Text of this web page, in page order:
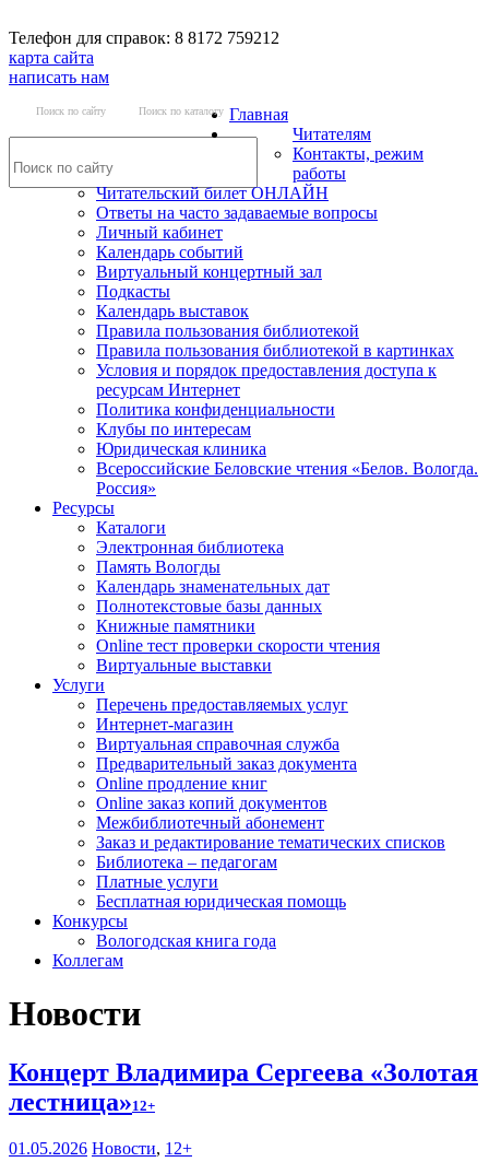
Телефон для справок: 8 8172 759212
карта сайта
написать нам
Поиск по сайту Поиск по каталогу Главная
Читателям
Контакты, режим
работы
Читательский билет ОНЛАЙН
Ответы на часто задаваемые вопросы
Личный кабинет
Календарь событий
Виртуальный концертный зал
Подкасты
Календарь выставок
Правила пользования библиотекой
Правила пользования библиотекой в картинках
Условия и порядок предоставления доступа к
ресурсам Интернет
Политика конфиденциальности
Клубы по интересам
Юридическая клиника
Всероссийские Беловские чтения «Белов. Вологда.
Россия»
Ресурсы
Каталоги
Электронная библиотека
Память Вологды
Календарь знаменательных дат
Полнотекстовые базы данных
Книжные памятники
Online тест проверки скорости чтения
Виртуальные выставки
Услуги
Перечень предоставляемых услуг
Интернет-магазин
Виртуальная справочная служба
Предварительный заказ документа
Online продление книг
Online заказ копий документов
Межбиблиотечный абонемент
Заказ и редактирование тематических списков
Библиотека – педагогам
Платные услуги
Бесплатная юридическая помощь
Конкурсы
Вологодская книга года
Коллегам
Новости
Концерт Владимира Сергеева «Золотая
лестница»12+
01.05.2026 Новости, 12+